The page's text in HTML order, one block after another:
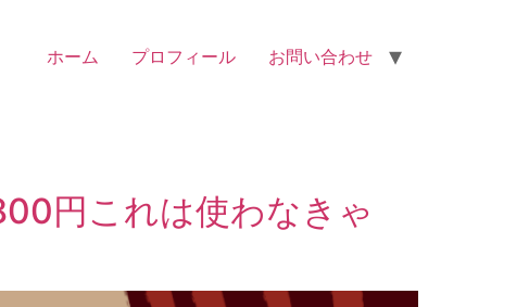
ホーム プロフィール お問い合わせ
円これは使わなきゃ